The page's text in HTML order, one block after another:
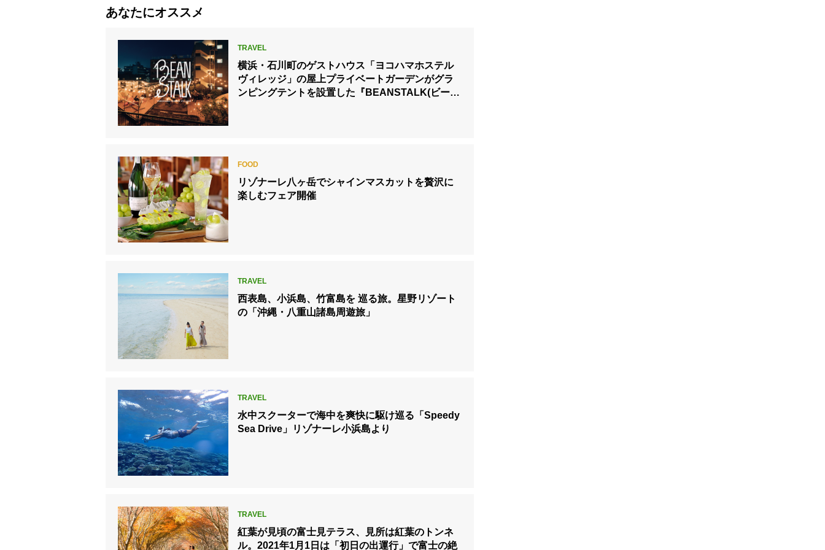
あなたにオススメ
横浜・石川町のゲストハウス「ヨコハマホステル
ヴィレッジ」の屋上プライベートガーデンがグラ
ンピングテントを設置した『BEANSTALK(ビーン
リゾナーレ八ヶ岳でシャインマスカットを贅沢に
楽しむフェア開催
西表島、小浜島、竹富島を 巡る旅。星野リゾート
の「沖縄・八重山諸島周遊旅」
水中スクーターで海中を爽快に駆け巡る「Speedy
Sea Drive」リゾナーレ小浜島より
紅葉が見頃の富士見テラス、見所は紅葉のトンネ
ル。2021年1月1日は「初日の出運行」で富士の絶